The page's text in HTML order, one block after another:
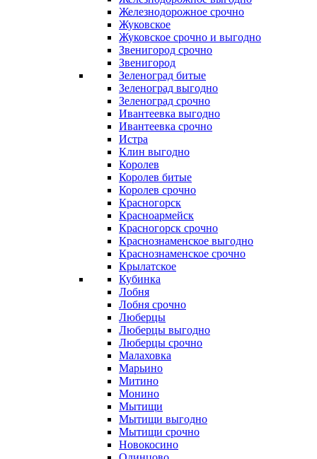
Железнодорожное срочно
Жуковское
Жуковское срочно и выгодно
Звенигород срочно
Звенигород
Зеленоград битые
Зеленоград выгодно
Зеленоград срочно
Ивантеевка выгодно
Ивантеевка срочно
Истра
Клин выгодно
Королев
Королев битые
Королев срочно
Красногорск
Красноармейск
Красногорск срочно
Краснознаменское выгодно
Краснознаменское срочно
Крылатское
Кубинка
Лобня
Лобня срочно
Люберцы
Люберцы выгодно
Люберцы срочно
Малаховка
Марьино
Митино
Монино
Мытищи
Мытищи выгодно
Мытищи срочно
Новокосино